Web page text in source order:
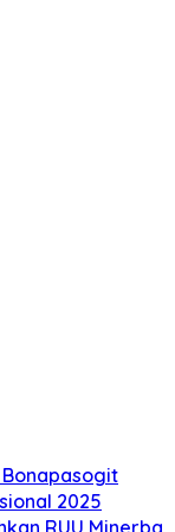
Bonapasogit
2025
RUU Minerba